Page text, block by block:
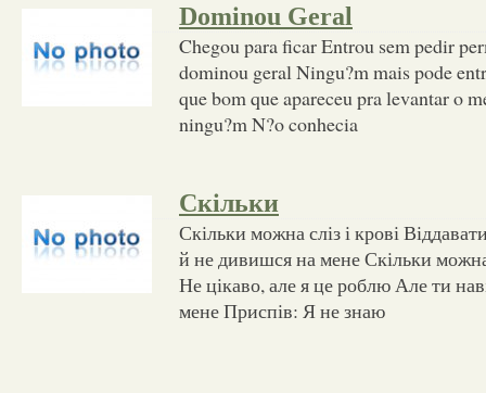
Dominou Geral
Chegou para ficar Entrou sem pedir
dominou geral Ningu?m mais pode
que bom que apareceu pra levantar o
ningu?m N?o conhecia
Скільки
Скільки можна сліз і крові
й не дивишся на мене Скільки
Не цікаво, але я це роблю Але ти
мене Приспів: Я не знаю